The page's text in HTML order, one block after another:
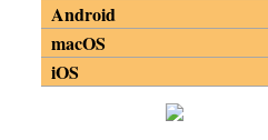
Android
macOS
iOS